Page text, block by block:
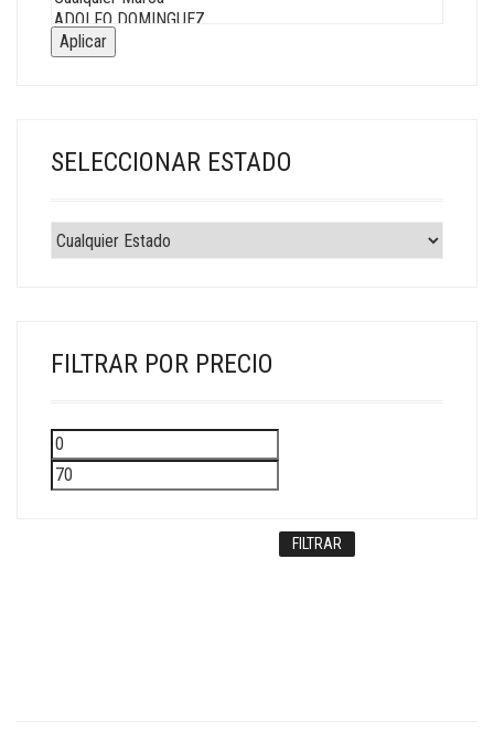
Aplicar
SELECCIONAR ESTADO
FILTRAR POR PRECIO
Precio
mínimo
máximo
FILTRAR